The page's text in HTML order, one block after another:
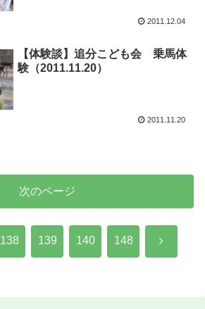
2011.12.04
【体験談】追分こども会 乗馬体
験（2011.11.20）
2011.11.20
次のページ
138 139 140 148 次